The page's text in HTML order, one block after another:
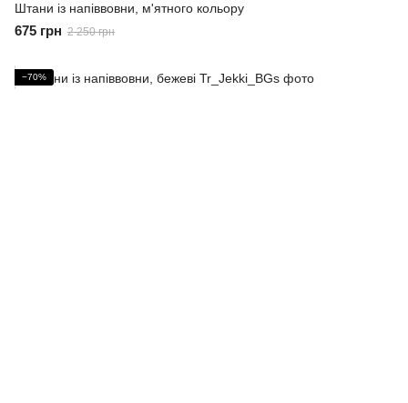
Штани із напіввовни, м'ятного кольору
675 грн 2 250 грн
−70%